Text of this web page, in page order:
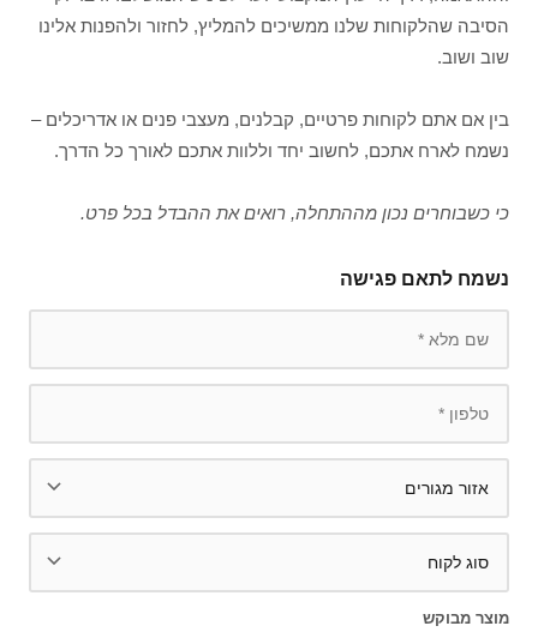
הסיבה שהלקוחות שלנו ממשיכים להמליץ, לחזור ולהפנות אלינו
שוב ושוב.
בין אם אתם לקוחות פרטיים, קבלנים, מעצבי פנים או אדריכלים –
נשמח לארח אתכם, לחשוב יחד וללוות אתכם לאורך כל הדרך.
כי כשבוחרים נכון מההתחלה, רואים את ההבדל בכל פרט.
נשמח לתאם פגישה
מוצר מבוקש